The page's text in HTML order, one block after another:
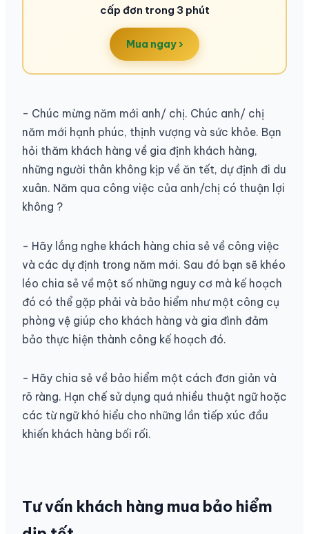
cấp đơn trong 3 phút
Mua ngay ›
- Chúc mừng năm mới anh/ chị. Chúc anh/ chị
năm mới hạnh phúc, thịnh vượng và sức khỏe. Bạn
hỏi thăm khách hàng về gia định khách hàng,
những người thân không kịp về ăn tết, dự định đi du
xuân. Năm qua công việc của anh/chị có thuận lợi
không ?
- Hãy lắng nghe khách hàng chia sẻ về công việc
và các dự định trong năm mới. Sau đó bạn sẽ khéo
léo chia sẻ về một số những nguy cơ mà kế hoạch
đó có thể gặp phải và bảo hiểm như một công cụ
phòng vệ giúp cho khách hàng và gia đình đảm
bảo thực hiện thành công kế hoạch đó.
- Hãy chia sẻ về bảo hiểm một cách đơn giản và
rõ ràng. Hạn chế sử dụng quá nhiều thuật ngữ hoặc
các từ ngữ khó hiểu cho những lần tiếp xúc đầu
khiến khách hàng bối rối.
Tư vấn khách hàng mua bảo hiểm